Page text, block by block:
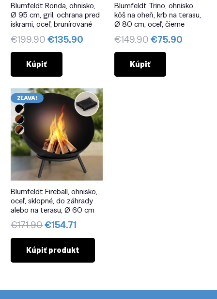
Blumfeldt Ronda, ohnisko,
Ø 95 cm, gril, ochrana pred
iskrami, oceľ, brunírované
€199.90Pôvodná
cena
€199.90.
€135.90 Aktuálna
€135.90.
Kúpiť
Blumfeldt Trino, ohnisko,
kôš na oheň, krb na terasu,
Ø 80 cm, oceľ, čierne
€149.90Pôvodná
cena
bola:
€149.90.
€75.90
Kúpiť
ZĽAVA!
Blumfeldt Fireball, ohnisko,
oceľ, sklopné, do záhrady
alebo na terasu, Ø 60 cm
€171.90Pôvodná
cena
bola:
€171.90.
€154.71
cena
je:
€154.71.
Kúpiť produkt